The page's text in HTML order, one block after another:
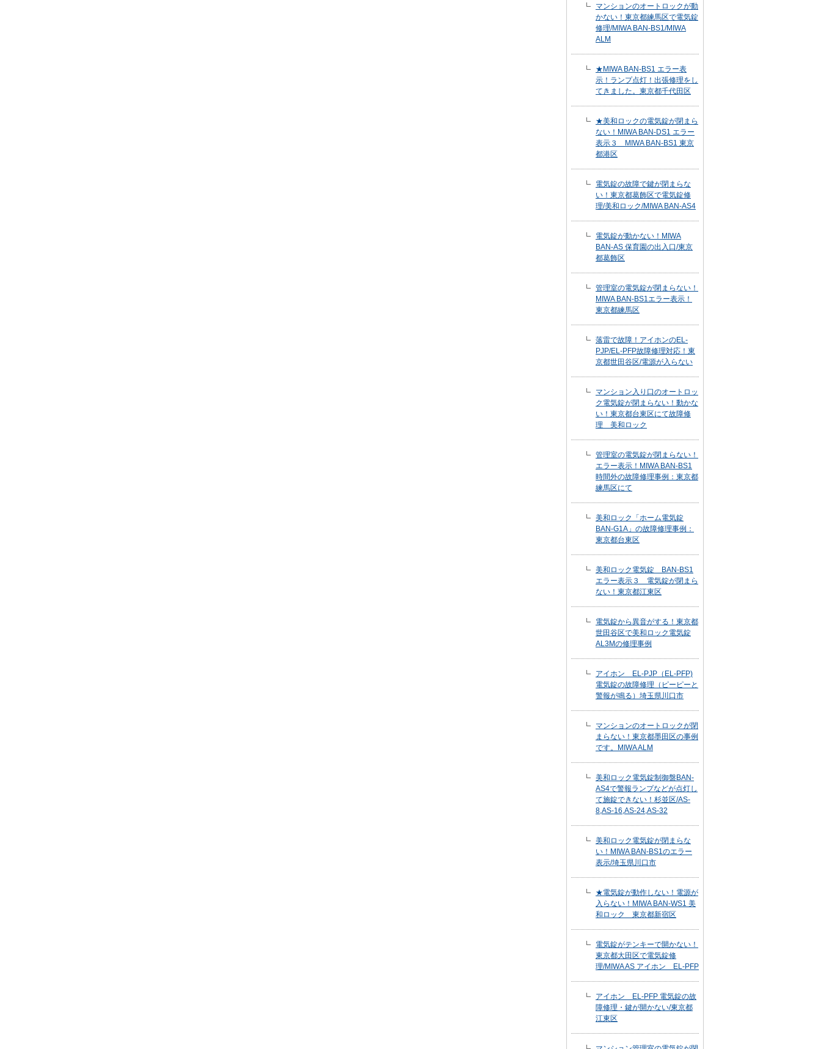
マンションのオートロックが動
かない！東京都練馬区で電気錠
修理/MIWA BAN-BS1/MIWA
ALM
★MIWA BAN-BS1 エラー表
示！ランプ点灯！出張修理をし
てきました。東京都千代田区
★美和ロックの電気錠が閉まら
ない！MIWA BAN-DS1 エラー
表示３ MIWA BAN-BS1 東京
都港区
電気錠の故障で鍵が閉まらな
い！東京都葛飾区で電気錠修
理/美和ロック/MIWA BAN-AS4
電気錠が動かない！MIWA
BAN-AS 保育園の出入口/東京
都葛飾区
管理室の電気錠が閉まらない！
MIWA BAN-BS1エラー表示！
東京都練馬区
落雷で故障！アイホンのEL-
PJP/EL-PFP故障修理対応！東
京都世田谷区/電源が入らない
マンション入り口のオートロッ
ク電気錠が閉まらない！動かな
い！東京都台東区にて故障修
理 美和ロック
管理室の電気錠が閉まらない！
エラー表示！MIWA BAN-BS1
時間外の故障修理事例：東京都
練馬区にて
美和ロック「ホーム電気錠
BAN-G1A」の故障修理事例：
東京都台東区
美和ロック電気錠 BAN-BS1
エラー表示３ 電気錠が閉まら
ない！東京都江東区
電気錠から異音がする！東京都
世田谷区で美和ロック電気錠
AL3Mの修理事例
アイホン EL-PJP（EL-PFP)
電気錠の故障修理（ピーピーと
警報が鳴る）埼玉県川口市
マンションのオートロックが閉
まらない！東京都墨田区の事例
です。MIWA ALM
美和ロック電気錠制御盤BAN-
AS4で警報ランプなどが点灯し
て施錠できない！杉並区/AS-
8,AS-16,AS-24,AS-32
美和ロック電気錠が閉まらな
い！MIWA BAN-BS1のエラー
表示/埼玉県川口市
★電気錠が動作しない！電源が
入らない！MIWA BAN-WS1 美
和ロック 東京都新宿区
電気錠がテンキーで開かない！
東京都大田区で電気錠修
理/MIWA AS アイホン EL-PFP
アイホン EL-PFP 電気錠の故
障修理・鍵が開かない/東京都
江東区